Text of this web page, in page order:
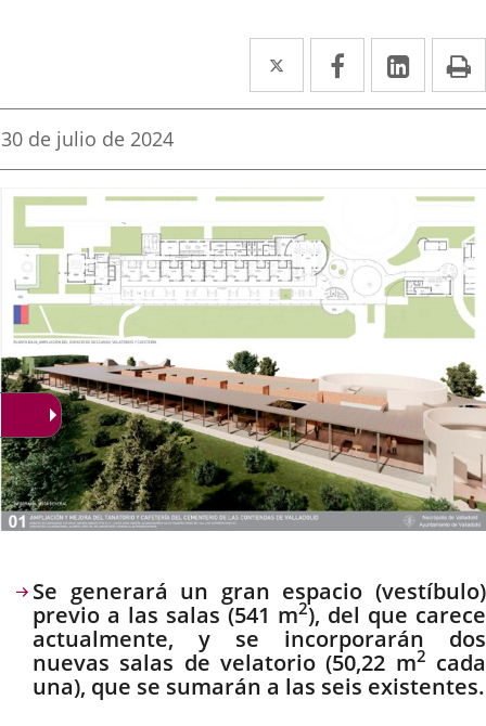
Twitter
Enlace
a
aplicación
externa.
Facebook
Enlace
a
aplicación
externa.
Enlace
a
Fecha
la
noticia
30 de julio de 2024
Descripción
Se generará un gran espacio (vestíbulo)
previo a las salas (541 m2), del que carece
actualmente, y se incorporarán dos
nuevas salas de velatorio (50,22 m2 cada
una), que se sumarán a las seis existentes.